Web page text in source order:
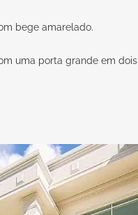
bege amarelado.
uma porta grande em dois,